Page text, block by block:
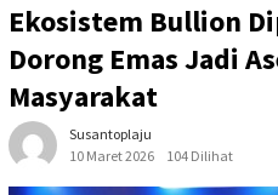
Ekosistem Bullion
Dorong Emas Jadi
Masyarakat
Susantoplaju
10 Maret 2026
104 Dilihat